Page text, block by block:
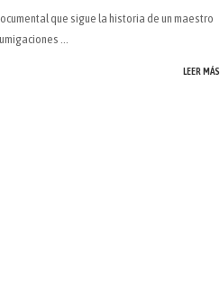
que sigue la historia de un maestro
...
LEER MÁS